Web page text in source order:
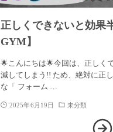
正しくできないと効果
GYM】
🌟こんにちは🌟今回は、正しく
減してしまう!! ため、絶対に正
な「 フォーム …
2025年6月19日 未分類